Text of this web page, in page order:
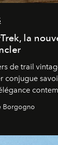
la
de trail
conjugue
Borgogno